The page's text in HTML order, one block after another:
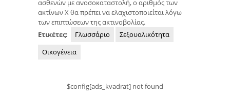
ασθενών με ανοσοκαταστολή, ο αριθμός των
ακτίνων Χ θα πρέπει να ελαχιστοποιείται λόγω
των επιπτώσεων της ακτινοβολίας.
Ετικέτες:
Γλωσσάριο
Σεξουαλικότητα
Οικογένεια
$config[ads_kvadrat] not found